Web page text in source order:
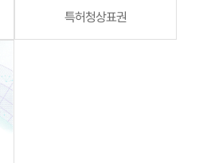
특허청상표권